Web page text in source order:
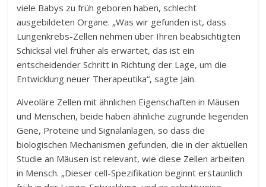
viele Babys zu früh geboren haben, schlecht
ausgebildeten Organe. „Was wir gefunden ist, dass
Lungenkrebs-Zellen nehmen über Ihren beabsichtigten
Schicksal viel früher als erwartet, das ist ein
entscheidender Schritt in Richtung der Lage, um die
Entwicklung neuer Therapeutika“, sagte Jain.
Alveoläre Zellen mit ähnlichen Eigenschaften in Mäusen
und Menschen, beide haben ähnliche zugrunde liegenden
Gene, Proteine und Signalanlagen, so dass die
biologischen Mechanismen gefunden, die in der aktuellen
Studie an Mäusen ist relevant, wie diese Zellen arbeiten
in Mensch. „Dieser cell-Spezifikation beginnt erstaunlich